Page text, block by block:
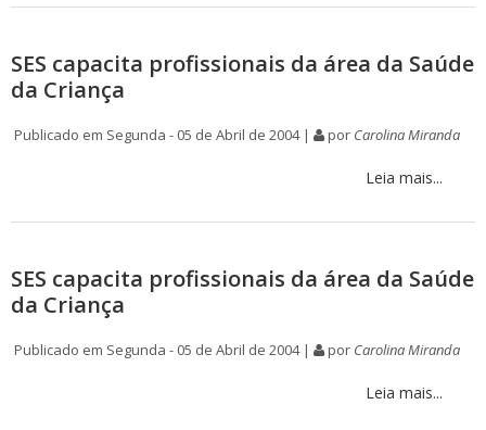
SES capacita profissionais da área da Saúde
da Criança
Publicado em Segunda - 05 de Abril de 2004 | por Carolina Miranda
Leia mais...
SES capacita profissionais da área da Saúde
da Criança
Publicado em Segunda - 05 de Abril de 2004 | por Carolina Miranda
Leia mais...